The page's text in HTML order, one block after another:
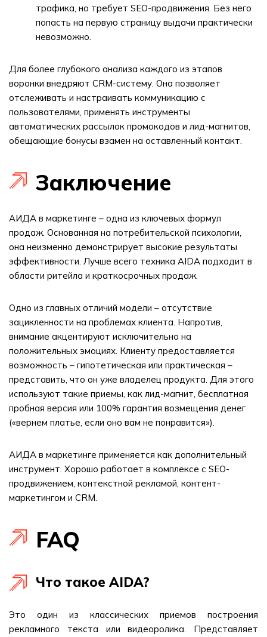
трафика, но требует SEO-продвижения. Без него
попасть на первую страницу выдачи практически
невозможно.
Для более глубокого анализа каждого из этапов
воронки внедряют CRM-систему. Она позволяет
отслеживать и настраивать коммуникацию с
пользователями, применять инструменты
автоматических рассылок промокодов и лид-магнитов,
обещающие бонусы взамен на оставленный контакт.
Заключение
АИДА в маркетинге – одна из ключевых формул
продаж. Основанная на потребительской психологии,
она неизменно демонстрирует высокие результаты
эффективности. Лучше всего техника AIDA подходит в
области ритейла и краткосрочных продаж.
Одно из главных отличий модели – отсутствие
зацикленности на проблемах клиента. Напротив,
внимание акцентируют исключительно на
положительных эмоциях. Клиенту предоставляется
возможность – гипотетическая или практическая –
представить, что он уже владелец продукта. Для этого
используют такие приемы, как лид-магнит, бесплатная
пробная версия или 100% гарантия возмещения денег
(«вернем платье, если оно вам не понравится»).
АИДА в маркетинге применяется как дополнительный
инструмент. Хорошо работает в комплексе с SEO-
продвижением, контекстной рекламой, контент-
маркетингом и CRM.
FAQ
Что такое AIDA?
Это один из классических приемов построения
рекламного текста или видеоролика. Представляет